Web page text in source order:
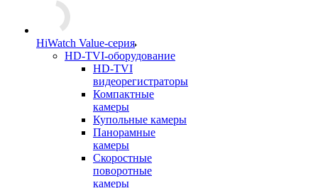
HiWatch Value-серия
HD-TVI-оборудование
HD-TVI
видеорегистраторы
Компактные
камеры
Купольные камеры
Панорамные
камеры
Скоростные
поворотные
камеры